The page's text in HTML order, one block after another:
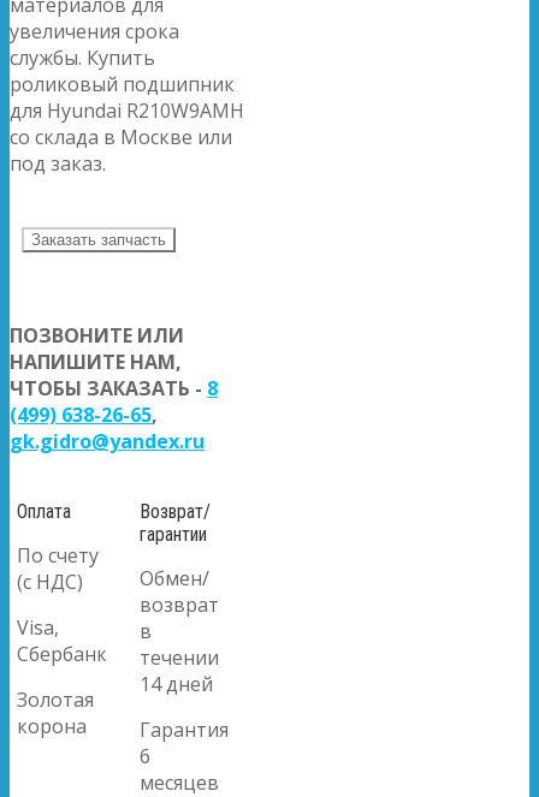
увеличения срока
службы. Купить
роликовый подшипник
для Hyundai R210W9AMH
со склада в Москве или
под заказ.
Заказать запчасть
ПОЗВОНИТЕ ИЛИ
НАПИШИТЕ НАМ,
ЧТОБЫ ЗАКАЗАТЬ - 8
(499) 638-26-65,
gk.gidro@yandex.ru
Оплата
По счету
(с НДС)
Visa,
Сбербанк
Золотая
корона
Возврат/
гарантии
Обмен/
возврат
в
течении
14 дней
Гарантия
6
месяцев